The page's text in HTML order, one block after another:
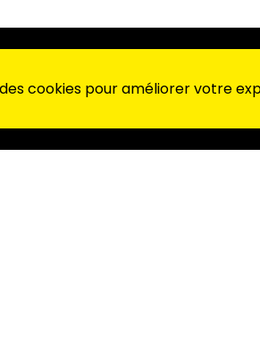
cookies pour améliorer votre